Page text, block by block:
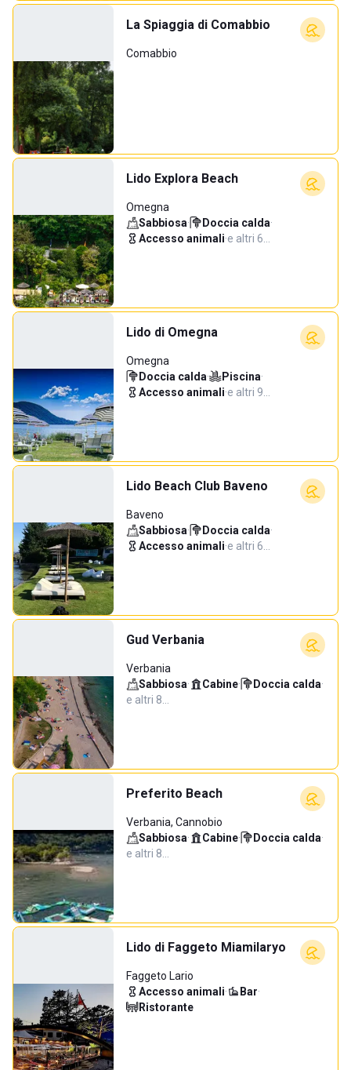
La Spiaggia di Comabbio
Comabbio
Lido Explora Beach
Omegna
Sabbiosa· Doccia calda·
Accesso animali·e altri 6…
Lido di Omegna
Omegna
Doccia calda· Piscina·
Accesso animali·e altri 9…
Lido Beach Club Baveno
Baveno
Sabbiosa· Doccia calda·
Accesso animali·e altri 6…
Gud Verbania
Verbania
Sabbiosa· Cabine· Doccia calda·
e altri 8…
Preferito Beach
Verbania, Cannobio
Sabbiosa· Cabine· Doccia calda·
e altri 8…
Lido di Faggeto Miamilaryo
Faggeto Lario
Accesso animali· Bar·
Ristorante